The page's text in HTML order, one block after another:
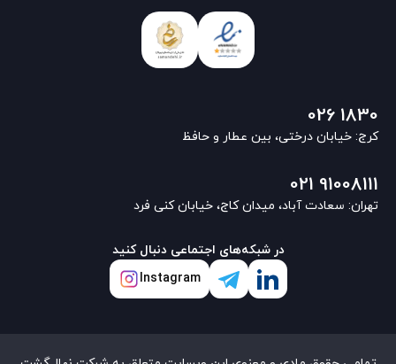
026 1830
کرج: خیابان درختی، بین عطار و حافظ
021 91008111
تهران: سعادت آباد، میدان کاج، خیابان کنی فرد
در شبکه‌های اجتماعی دنبال کنید
Instagram